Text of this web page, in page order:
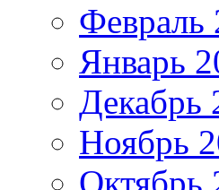
Февраль
Январь
Декабрь
Ноябрь
Октябрь